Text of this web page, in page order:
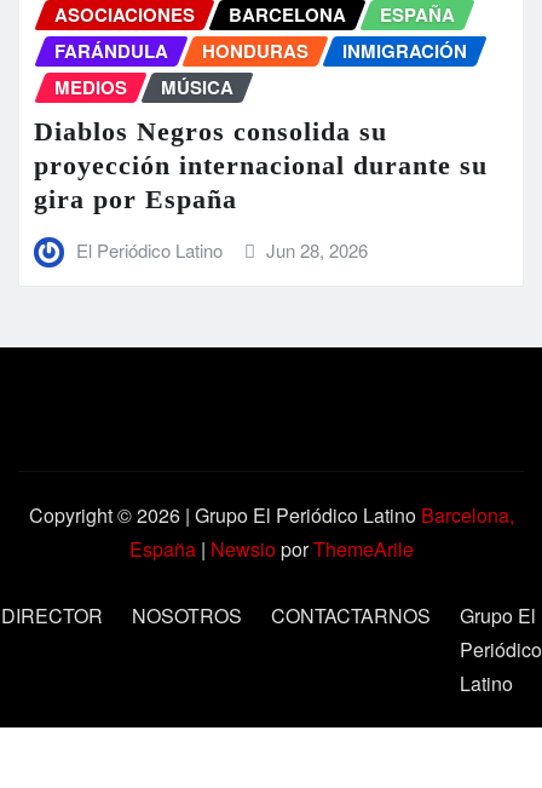
ASOCIACIONES BARCELONA
ESPAÑA
FARÁNDULA
HONDURAS
INMIGRACIÓN
MEDIOS
MÚSICA
Diablos Negros consolida su
proyección internacional durante su
gira por España
El Periódico Latino Jun 28, 2026
Copyright © 2026 | Grupo El Periódico Latino Barcelona,
España | NewsioporThemeArile
DIRECTOR NOSOTROS CONTACTARNOS
Grupo El
Periódico
Latino